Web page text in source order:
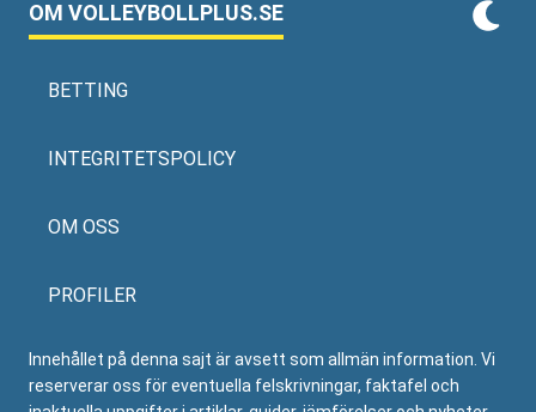
OM VOLLEYBOLLPLUS.SE
BETTING
INTEGRITETSPOLICY
OM OSS
PROFILER
Innehållet på denna sajt är avsett som allmän information. Vi
reserverar oss för eventuella felskrivningar, faktafel och